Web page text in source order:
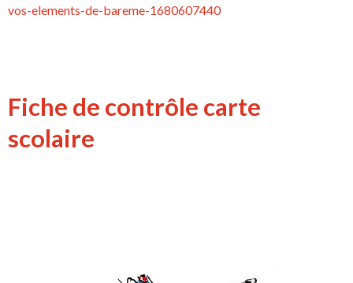
vos-elements-de-bareme-1680607440
Fiche de contrôle carte
scolaire